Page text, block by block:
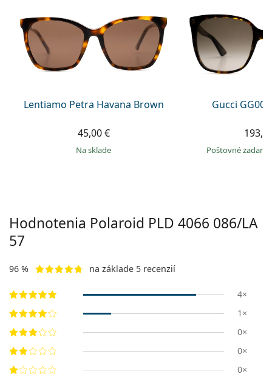
Všetky značky
Persol
Prada
Lentiamo Petra Havana Brown
45,00 €
na sklade
Gucci
Poštovné
Hodnotenia Polaroid PLD 4066 086/LA
57
96 % na základe 5 recenzií
4×
1×
0×
0×
0×